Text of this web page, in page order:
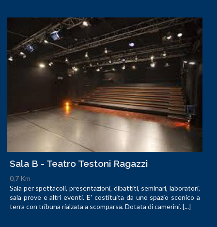
Sala B - Teatro Testoni Ragazzi
0,7 Km
Sala per spettacoli, presentazioni, dibattiti, seminari, laboratori,
sala prove e altri eventi. E' costituita da uno spazio scenico a
terra con tribuna rialzata a scomparsa. Dotata di camerini. [...]